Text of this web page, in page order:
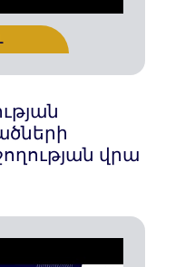
վրա